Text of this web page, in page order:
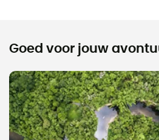
Goed voor jouw